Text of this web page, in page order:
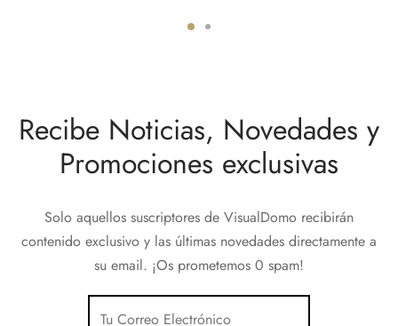
Recibe Noticias, Novedades y
Promociones exclusivas
Solo aquellos suscriptores de VisualDomo recibirán
contenido exclusivo y las últimas novedades directamente a
su email. ¡Os prometemos 0 spam!